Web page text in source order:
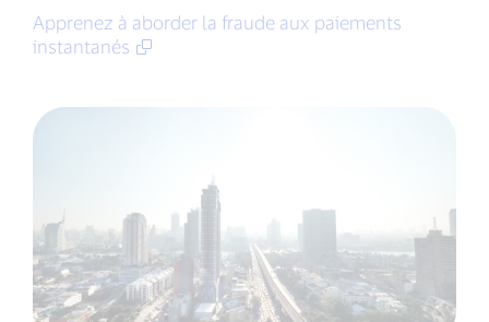
Apprenez à aborder la fraude aux paiements
instantanés